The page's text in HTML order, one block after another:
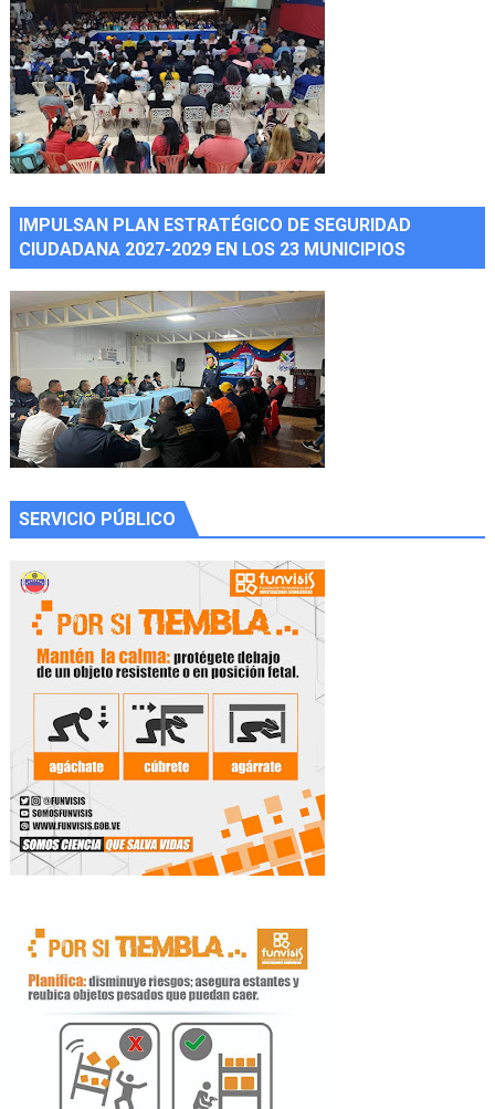
IMPULSAN PLAN ESTRATÉGICO DE SEGURIDAD
CIUDADANA 2027-2029 EN LOS 23 MUNICIPIOS
SERVICIO PÚBLICO